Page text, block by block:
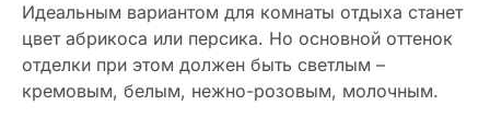
Идеальным вариантом для комнаты отдыха станет
цвет абрикоса или персика. Но основной оттенок
отделки при этом должен быть светлым –
кремовым, белым, нежно-розовым, молочным.